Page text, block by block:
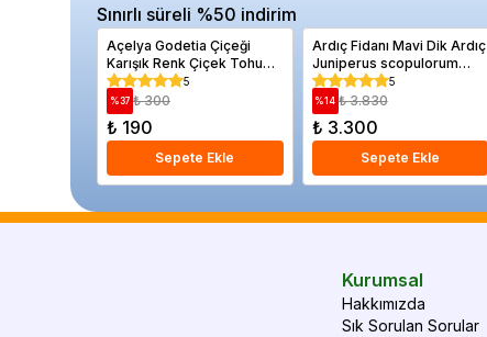
Sınırlı süreli %50 indirim
Açelya Godetia Çiçeği
Karışık Renk Çiçek Tohumu
50 Adet
5
%37 ₺ 300
₺ 190
Sepete Ekle
Ardıç Fidanı Mavi Dik Ardıç
Juniperus scopulorum
Blue Arrow 120 150 cm
5
%14 ₺ 3.830
₺ 3.300
Sepete Ekle
Kurumsal
Hakkımızda
Sık Sorulan Sorular